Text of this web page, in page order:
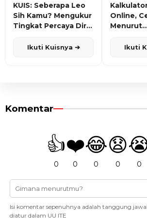
KUIS: Seberapa Leo
Sih Kamu? Mengukur
Tingkat Percaya Diri
Ikuti Kuisnya ➔
Online,
Menurut
Ikuti
Komentar
👍
0
❤️
0
😂
0
😧
0 0
Isi komentar sepenuhnya adalah tanggung
diatur dalam UU ITE